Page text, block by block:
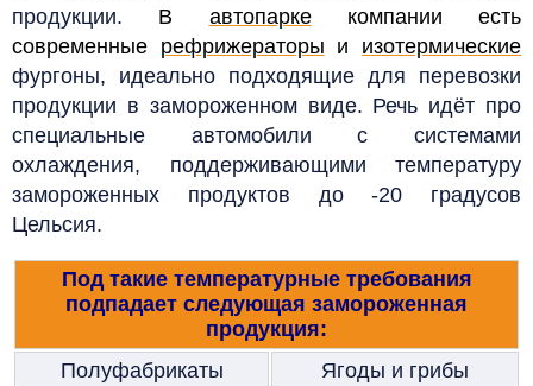
продукции. В автопаркекомпании есть
современные рефрижераторы и изотермические
фургоны, идеально подходящие для перевозки
продукции в замороженном виде. Речь идёт про
специальные автомобили с системами
охлаждения, поддерживающими температуру
замороженных продуктов до -20 градусов
Цельсия.
Под такие температурные требования
подпадает следующая замороженная
продукция:
Полуфабрикаты
Ягоды и грибы